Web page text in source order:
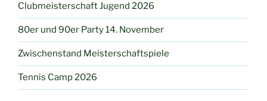
Clubmeisterschaft Jugend 2026
80er und 90er Party 14. November
Zwischenstand Meisterschaftspiele
Tennis Camp 2026